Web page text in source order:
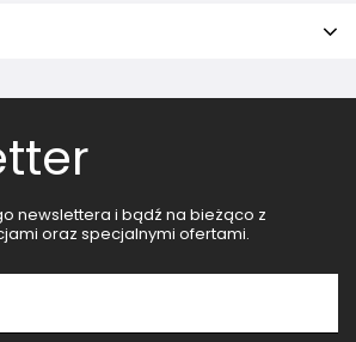
newslettera i bądź na bieżąco z
oraz specjalnymi ofertami.